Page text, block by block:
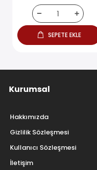
SEPETE EKLE
Kurumsal
Hakkımızda
Gizlilik Sözleşmesi
Kullanıcı Sözleşmesi
İletişim